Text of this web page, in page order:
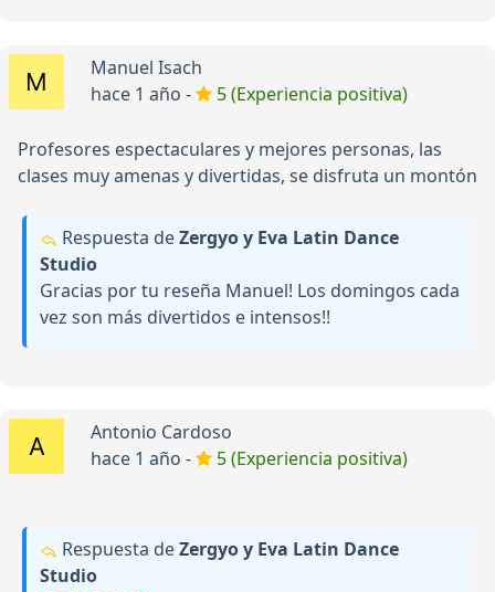
Manuel Isach
hace 1 año -
5 (Experiencia positiva)
Profesores espectaculares y mejores personas, las
clases muy amenas y divertidas, se disfruta un montón
Respuesta deZergyo y Eva Latin Dance
Studio
Gracias por tu reseña Manuel! Los domingos cada
vez son más divertidos e intensos!!
Antonio Cardoso
hace 1 año -
5 (Experiencia positiva)
Respuesta deZergyo y Eva Latin Dance
Studio